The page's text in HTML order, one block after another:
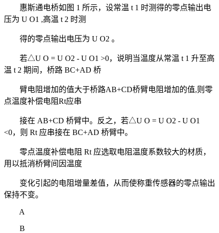
惠斯通电桥如图 1 所示，设常温 t 1 时测得的零点输出电
压为 U O1 ,高温 t 2 时测
得的零点输出电压为 U O2 。
若△U O = U O2 - U O1 >0，说明当温度从常温 t 1 升至高
温 t 2 期间，桥路 BC+AD 桥
臂电阻增加的值大于桥路AB+CD桥臂电阻增加的值,则零
点温度补偿电阻Rt应串
接在 AB+CD 桥臂中。反之，若△U O = U O2 - U O1
<0，则 Rt 应串接在 BC+AD 桥臂中。
零点温度补偿电阻 Rt 应选取电阻温度系数较大的材质，
用以抵消桥臂间因温度
变化引起的电阻增量差值，从而使称重传感器的零点输出
保持不变。
A
B